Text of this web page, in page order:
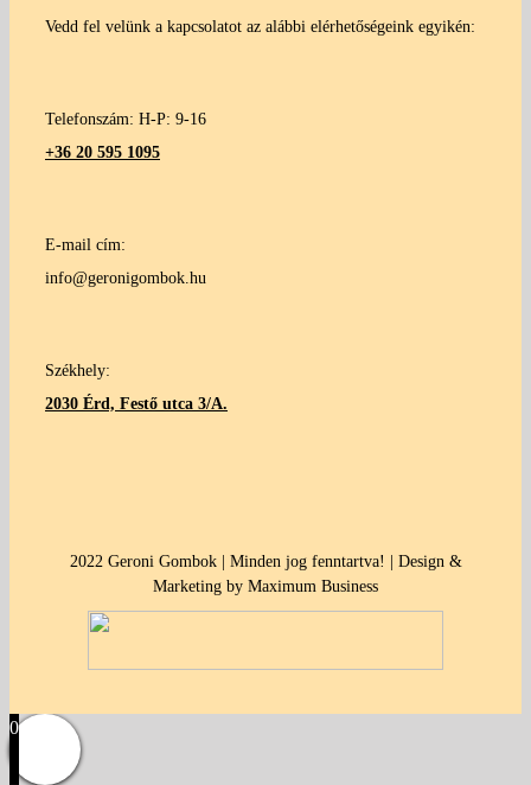
Vedd fel velünk a kapcsolatot az alábbi elérhetőségeink egyikén:
Telefonszám: H-P: 9-16
+36 20 595 1095
E-mail cím:
info@geronigombok.hu
Székhely:
2030 Érd, Festő utca 3/A.
2022 Geroni Gombok | Minden jog fenntartva! | Design &
Marketing by Maximum Business
0